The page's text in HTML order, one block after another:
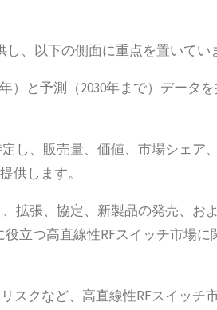
、以下の側面に重点を置いてい
）と予測（2030年まで）データ
し、販売量、価値、市場シェア
供します。
拡張、協定、新製品の発売、お
立つ高直線性RFスイッチ市場に
スクなど、高直線性RFスイッチ